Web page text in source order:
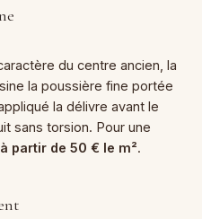
du centre ancien, la
la poussière fine portée
la délivre avant le
sans torsion. Pour une
à partir de 50 € le m².